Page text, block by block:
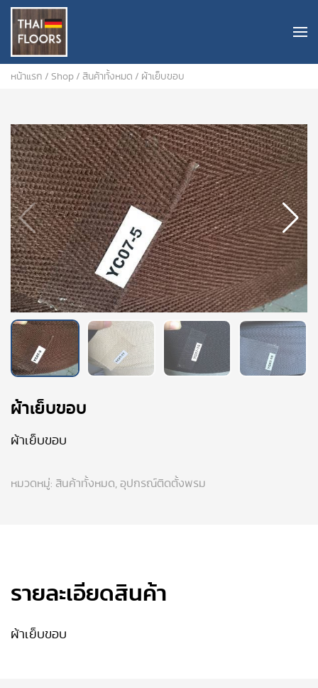
หน้าแรก / Shop / สินค้าทั้งหมด / ผ้าเย็บขอบ
ผ้าเย็บขอบ
ผ้าเย็บขอบ
หมวดหมู่: สินค้าทั้งหมด อุปกรณ์ติดตั้งพรม
รายละเอียดสินค้า
ผ้าเย็บขอบ